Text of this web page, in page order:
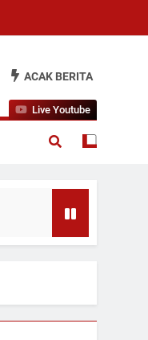
ACAK BERITA
Live Youtube